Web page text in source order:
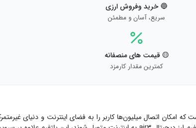
🔵 خرید وفروش ارزی
سریع، آسان و مطمئن
🟡 قیمت های منصفانه
کمترین مقدار کارمزد
که امکان اتصال میلیون‌ها کاربر را به فضای اینترنت و دنیای